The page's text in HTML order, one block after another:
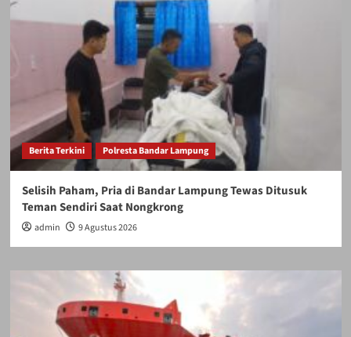
Berita Terkini Polresta Bandar Lampung
Selisih Paham, Pria di Bandar Lampung Tewas Ditusuk
Teman Sendiri Saat Nongkrong
admin 9 Agustus 2026